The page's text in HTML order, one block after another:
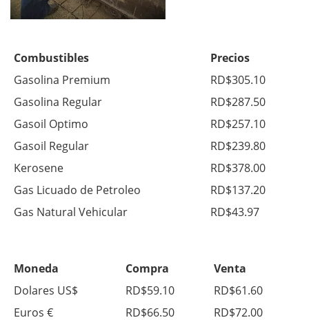
Combustibles
Precios
Gasolina Premium
RD$305.10
Gasolina Regular
RD$287.50
Gasoil Optimo
RD$257.10
Gasoil Regular
RD$239.80
Kerosene
RD$378.00
Gas Licuado de Petroleo
RD$137.20
Gas Natural Vehicular
RD$43.97
Moneda Compra
Venta
Dolares US$
RD$59.10
RD$61.60
Euros €
RD$66.50 RD$72.00